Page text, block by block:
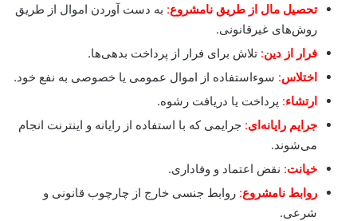
تحصیل مال از طریق نامشروع: به دست آوردن اموال از طریق
روش‌های غیرقانونی.
فرار از دین: تلاش برای فرار از پرداخت بدهی‌ها.
اختلاس: سوءاستفاده از اموال عمومی یا خصوصی به نفع خود.
ارتشاء: پرداخت یا دریافت رشوه.
جرایم رایانه‌ای: جرایمی که با استفاده از رایانه و اینترنت انجام
می‌شوند.
خیانت: نقض اعتماد و وفاداری.
روابط نامشروع: روابط جنسی خارج از چارچوب قانونی و
شرعی.